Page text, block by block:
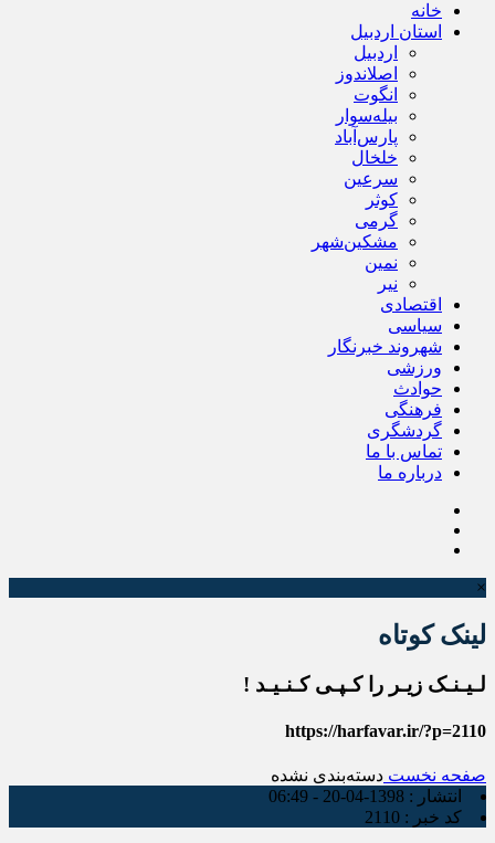
خانه
استان اردبیل
اردبیل
اصلاندوز
انگوت
بیله‌سوار
پارس‌آباد
خلخال
سرعین
کوثر
گرمی
مشکین‌شهر
نمین
نیر
اقتصادی
سیاسی
شهروند خبرنگار
ورزشی
حوادث
فرهنگی
گردشگری
تماس با ما
درباره ما
×
لینک کوتاه
لـیـنـک زیـر را کـپـی کـنـیـد !
https://harfavar.ir/?p=2110
صفحه نخست دسته‌بندی نشده
انتشار : 1398-04-20 - 06:49
کد خبر : 2110